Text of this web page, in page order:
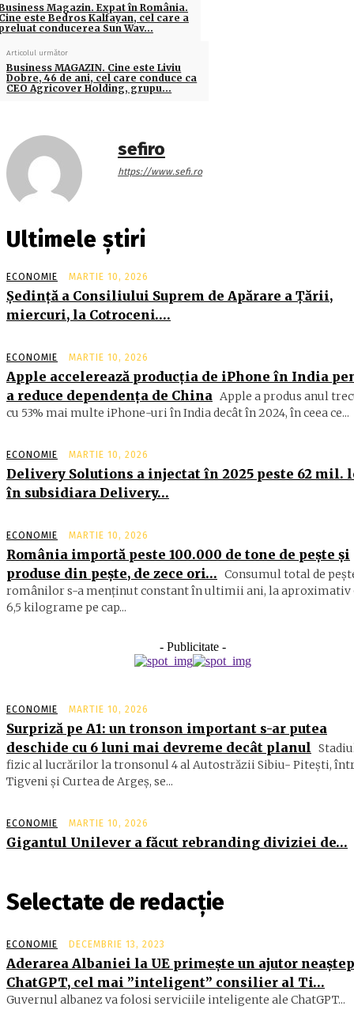
Magazin. Expat în România.
este Bedros Kalfayan, cel care a
conducerea Sun Wav…
Articolul următor
Business MAGAZIN. Cine este Liviu
Dobre, 46 de ani, cel care conduce ca
CEO Agricover Holding, grupu…
sefiro
https://www.sefi.ro
Ultimele știri
ECONOMIE MARTIE 10, 2026
Şedinţă a Consiliului Suprem de Apărare a Ţării,
miercuri, la Cotroceni….
ECONOMIE MARTIE 10, 2026
Apple accelerează producția de iPhone în India
a reduce dependența de China Apple a produs anul
cu 53% mai multe iPhone-uri în India decât în 2024, în ceea ce...
ECONOMIE MARTIE 10, 2026
Delivery Solutions a injectat în 2025 peste 62 mil.
în subsidiara Delivery…
ECONOMIE MARTIE 10, 2026
România importă peste 100.000 de tone de peşte şi
produse din peşte, de zece ori… Consumul total de
ro­mâ­nilor s-a menţinut constant în ul­timii ani, la aproximativ
6,5 ki­lograme pe cap...
- Publicitate -
ECONOMIE MARTIE 10, 2026
Surpriză pe A1: un tronson important s-ar putea
deschide cu 6 luni mai devreme decât planul
fizic al lucrărilor la tronsonul 4 al Autostrăzii Sibiu- Piteşti,
Tigveni şi Curtea de Argeş, se...
ECONOMIE MARTIE 10, 2026
Gigantul Unilever a făcut rebranding diviziei de…
Selectate de redacție
ECONOMIE DECEMBRIE 13, 2023
Aderarea Albaniei la UE primește un ajutor
ChatGPT, cel mai ”inteligent” consilier al Ti…
Guvernul albanez va folosi serviciile inteligente ale ChatGPT...